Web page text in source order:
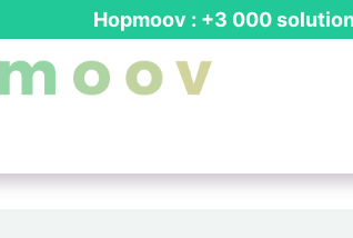
Hopmoov : +3 000